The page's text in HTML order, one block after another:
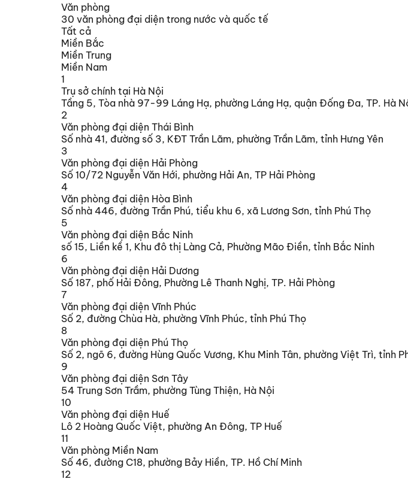
Văn phòng
30 văn phòng đại diện trong nước và quốc tế
Tất cả
Miền Bắc
Miền Trung
Miền Nam
1
Trụ sở chính tại Hà Nội
Tầng 5, Tòa nhà 97-99 Láng Hạ, phường Láng Hạ, quận Đống Đa, TP. Hà
2
Văn phòng đại diện Thái Bình
Số nhà 41, đường số 3, KĐT Trần Lãm, phường Trần Lãm, tỉnh Hưng Yên
3
Văn phòng đại diện Hải Phòng
Số 10/72 Nguyễn Văn Hới, phường Hải An, TP Hải Phòng
4
Văn phòng đại diện Hòa Bình
Số nhà 446, đường Trần Phú, tiểu khu 6, xã Lương Sơn, tỉnh Phú Thọ
5
Văn phòng đại diện Bắc Ninh
số 15, Liền kề 1, Khu đô thị Làng Cả, Phường Mão Điền, tỉnh Bắc Ninh
6
Văn phòng đại diện Hải Dương
Số 187, phố Hải Đông, Phường Lê Thanh Nghị, TP. Hải Phòng
7
Văn phòng đại diện Vĩnh Phúc
Số 2, đường Chùa Hà, phường Vĩnh Phúc, tỉnh Phú Thọ
8
Văn phòng đại diện Phú Thọ
Số 2, ngõ 6, đường Hùng Quốc Vương, Khu Minh Tân, phường Việt Trì, tỉnh
9
Văn phòng đại diện Sơn Tây
54 Trung Sơn Trầm, phường Tùng Thiện, Hà Nội
10
Văn phòng đại diện Huế
Lô 2 Hoàng Quốc Việt, phường An Đông, TP Huế
11
Văn phòng Miền Nam
Số 46, đường C18, phường Bảy Hiền, TP. Hồ Chí Minh
12